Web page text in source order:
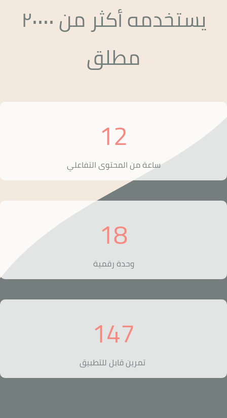
يستخدمه أكثر من ٢٠٠٠٠
مطلق
12
ساعة من المحتوى التفاعلي
18
وحدة رقمية
147
تمرين قابل للتطبيق